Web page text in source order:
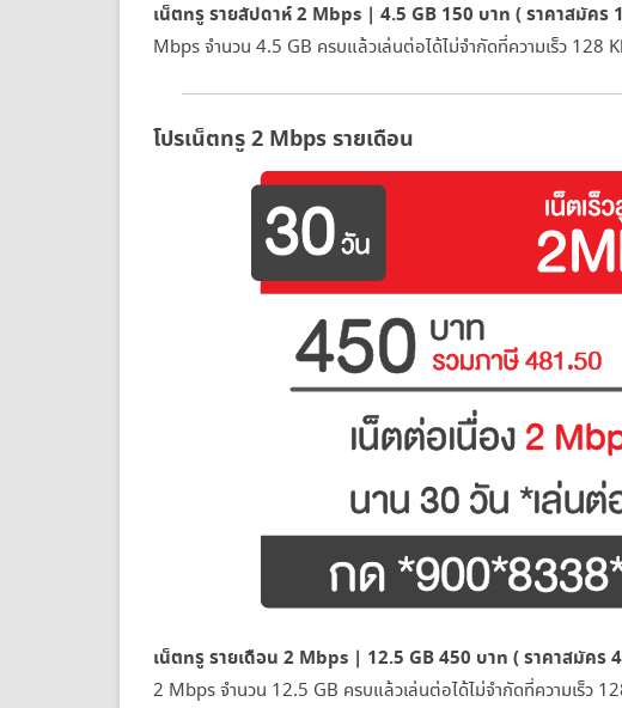
เน็ตทรู รายสัปดาห์ 2 Mbps | 4.5 GB 150 บาท ( ราคาสมัคร
Mbps จำนวน 4.5 GB ครบแล้วเล่นต่อได้ไม่จำกัดที่ความเร็ว 128
โปรเน็ตทรู 2 Mbps รายเดือน
เน็ตทรู รายเดือน 2 Mbps | 12.5 GB 450 บาท ( ราคาสมัคร
2 Mbps จำนวน 12.5 GB ครบแล้วเล่นต่อได้ไม่จำกัดที่ความเร็ว